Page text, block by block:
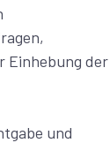
Einhebung der
und